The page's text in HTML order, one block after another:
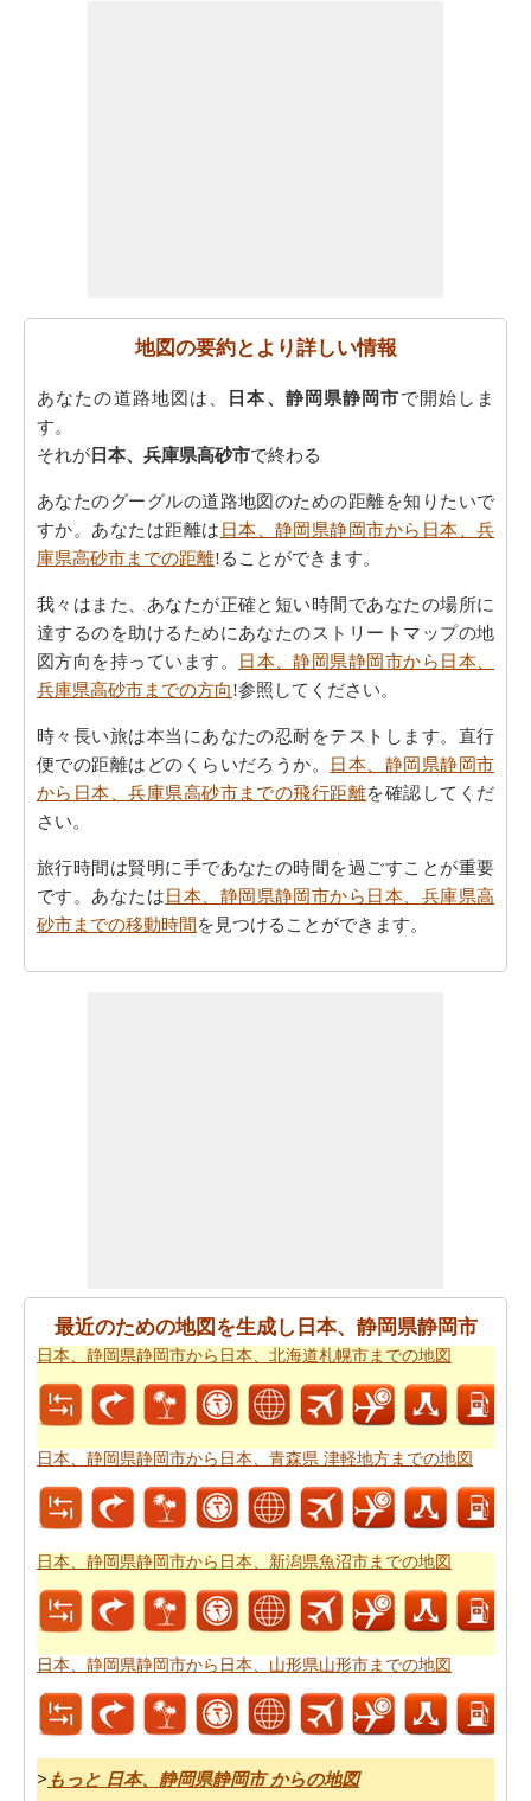
地図の要約とより詳しい情報
あなたの道路地図は、 日本、静岡県静岡市で開始しま
す。
それが 日本、兵庫県高砂市で終わる
あなたのグーグルの道路地図のための距離を知りたいで
すか。あなたは距離は 日本、静岡県静岡市から日本、兵
庫県高砂市までの距離!ることができます。
我々はまた、あなたが正確と短い時間であなたの場所に
達するのを助けるためにあなたのストリートマップの地
図方向を持っています。
日本、静岡県静岡市から日本、
兵庫県高砂市までの方向!参照してください。
時々長い旅は本当にあなたの忍耐をテストします。直行
便での距離はどのくらいだろうか。
日本、静岡県静岡市
から日本、兵庫県高砂市までの飛行距離を確認してくだ
さい。
旅行時間は賢明に手であなたの時間を過ごすことが重要
です。あなたは日本、静岡県静岡市から日本、兵庫県高
砂市までの移動時間を見つけることができます。
すべてのより良い計画にポイントするために必要な最も
の途中でポイントを与えマップたいですか。日本、静岡
県静岡市から日本、兵庫県高砂市までの道路ルートプラ
あなたは旅行のための旅行費用計算機を探しています
か。あなたは日本、静岡県静岡市から日本、兵庫県高砂
最近のための地図を生成し日本、静岡県静岡市
日本、静岡県静岡市から日本、北海道札幌市までの地図
日本、静岡県静岡市から日本、青森県 津軽地方までの地図
日本、静岡県静岡市から日本、新潟県魚沼市までの地図
日本、静岡県静岡市から日本、山形県山形市までの地図
> もっと 日本、静岡県静岡市 からの地図